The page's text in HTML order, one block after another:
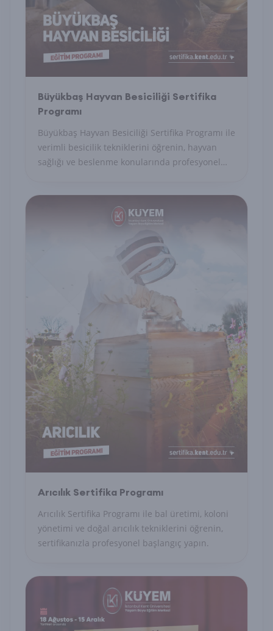
Büyükbaş Hayvan Besiciliği Sertifika
Programı
Büyükbaş Hayvan Besiciliği Sertifika Programı ile
verimli besicilik tekniklerini öğrenin, hayvan
sağlığı ve beslenme konularında profesyonel
Arıcılık Sertifika Programı
Arıcılık Sertifika Programı ile bal üretimi, koloni
yönetimi ve doğal arıcılık tekniklerini öğrenin,
sertifikanızla profesyonel başlangıç yapın.